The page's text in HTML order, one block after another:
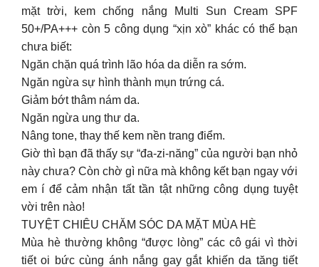
mặt trời, kem chống nắng Multi Sun Cream SPF
50+/PA+++ còn 5 công dụng “xịn xò” khác có thể bạn
chưa biết:
Ngăn chặn quá trình lão hóa da diễn ra sớm.
Ngăn ngừa sự hình thành mụn trứng cá.
Giảm bớt thâm nám da.
Ngăn ngừa ung thư da.
Nâng tone, thay thế kem nền trang điểm.
Giờ thì bạn đã thấy sự “đa-zi-năng” của người bạn nhỏ
này chưa? Còn chờ gì nữa mà không kết bạn ngay với
em í để cảm nhận tất tần tật những công dụng tuyệt
vời trên nào!
TUYỆT CHIÊU CHĂM SÓC DA MẶT MÙA HÈ
Mùa hè thường không “được lòng” các cô gái vì thời
tiết oi bức cùng ánh nắng gay gắt khiến da tăng tiết